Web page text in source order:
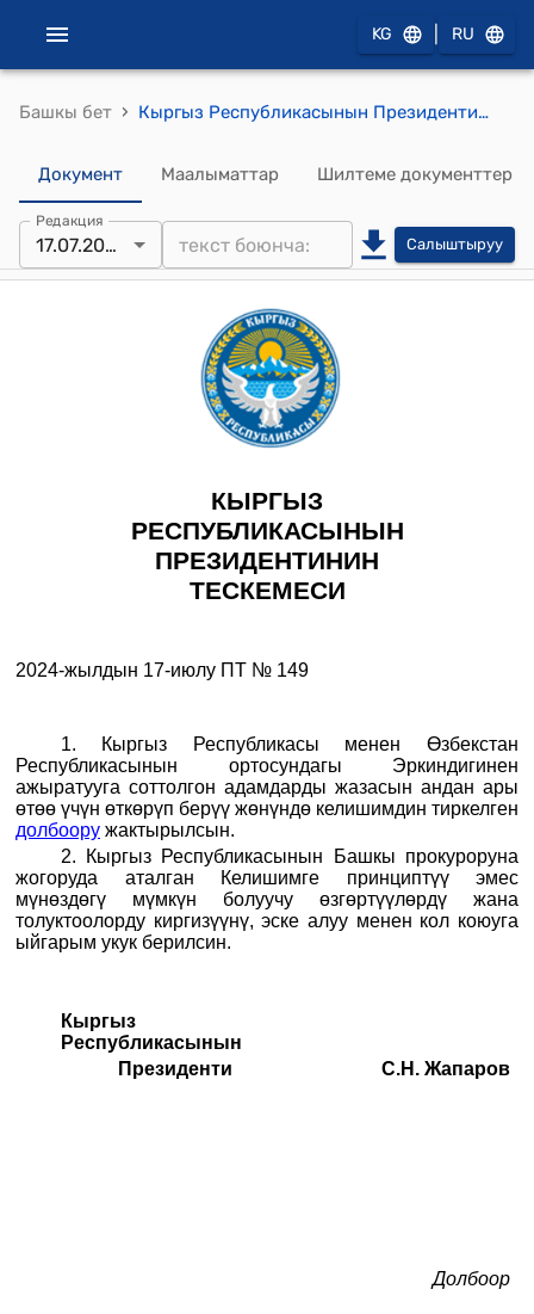
KG RU
Башкы бет › Кыргыз Республикасынын Президентинин 2024-жылдын 17-июлундагы ПТ № 149 (Кыргыз Республикасы менен Өзбекстан Республикасынын ортосундагы Эркиндигинен ажыратууга соттолгон адамдарды жазасын андан ары өтөө үчүн өткөрүп берүү жөнүндө келишимдин долбоорун жактыруу тууралуу) тескемеси
Документ Маалыматтар Шилтеме документтер
Редакция
17.07.2024 Салыштыруу